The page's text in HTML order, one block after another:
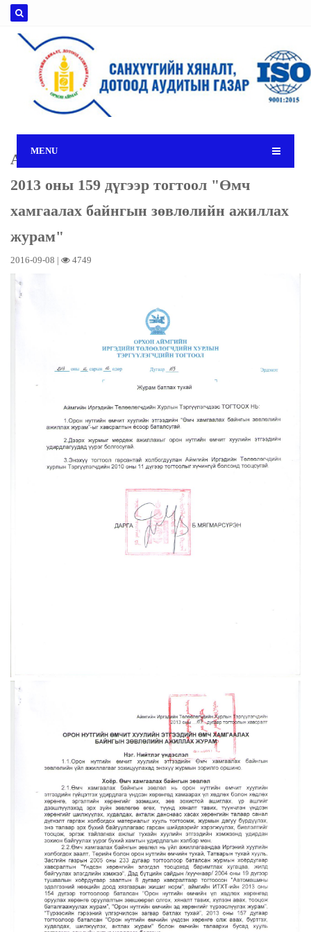
MENU
Аймгийн ИТХ-ын тэргүүлэгчдийн
2013 оны 159 дүгээр тогтоол "Өмч
хамгаалах байнгын зөвлөлийн ажиллах
журам"
2016-09-08 | 4749